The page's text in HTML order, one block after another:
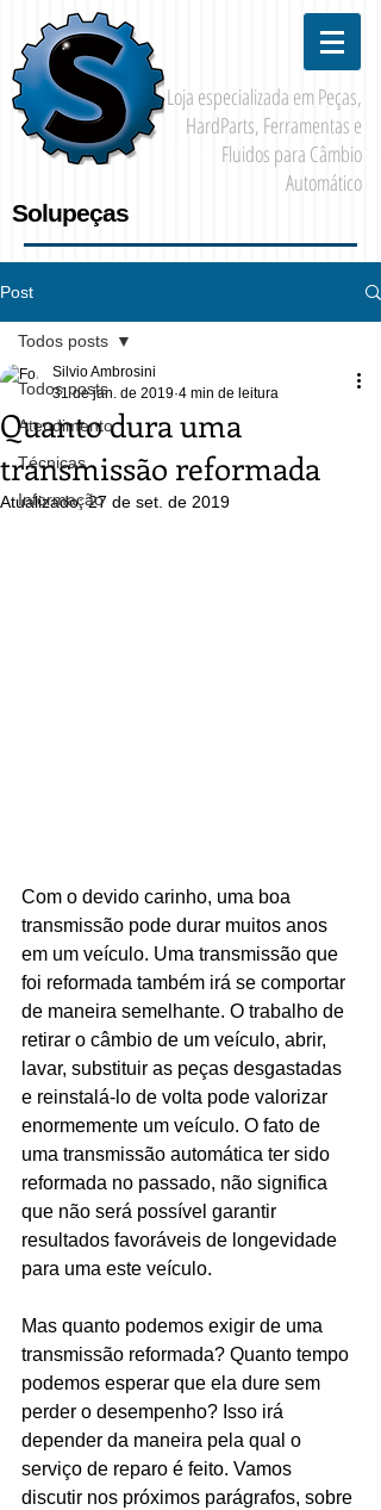
Loja especializada em Peças,
HardParts, Ferramentas e
Fluidos para Câmbio
Automático
Solupeças
Post
Todos posts
Atendimento
Técnicas
Informação
Todos posts
Quanto dura uma
transmissão reformada
Silvio Ambrosini
31 de jan. de 2019 4 min de leitura
Atualizado:27 de set. de 2019
Com o devido carinho, uma boa
transmissão pode durar muitos anos
em um veículo. Uma transmissão que
foi reformada também irá se comportar
de maneira semelhante. O trabalho de
retirar o câmbio de um veículo, abrir,
lavar, substituir as peças desgastadas
e reinstalá-lo de volta pode valorizar
enormemente um veículo. O fato de
uma transmissão automática ter sido
reformada no passado, não significa
que não será possível garantir
resultados favoráveis de longevidade
para uma este veículo.
Mas quanto podemos exigir de uma
transmissão reformada? Quanto tempo
podemos esperar que ela dure sem
perder o desempenho? Isso irá
depender da maneira pela qual o
serviço de reparo é feito. Vamos
discutir nos próximos parágrafos, sobre